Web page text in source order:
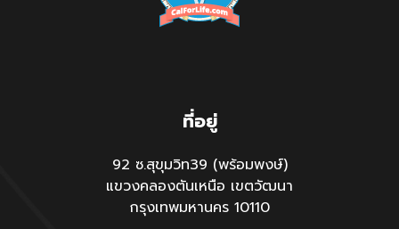
ที่อยู่
92 ซ.สุขุมวิท39 (พร้อมพงษ์)
แขวงคลองตันเหนือ เขตวัฒนา
กรุงเทพมหานคร 10110